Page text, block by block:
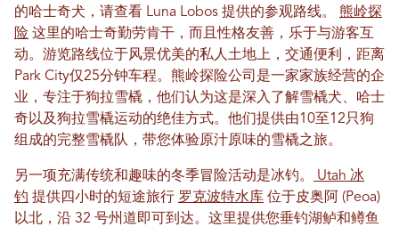
的哈士奇犬，请查看 Luna Lobos 提供的参观路线。 熊岭探
险 这里的哈士奇勤劳肯干，而且性格友善，乐于与游客互
动。游览路线位于风景优美的私人土地上，交通便利，距离
Park City仅25分钟车程。熊岭探险公司是一家家族经营的企
业，专注于狗拉雪橇，他们认为这是深入了解雪橇犬、哈士
奇以及狗拉雪橇运动的绝佳方式。他们提供由10至12只狗
组成的完整雪橇队，带您体验原汁原味的雪橇之旅。
另一项充满传统和趣味的冬季冒险活动是冰钓。
Utah 冰
钓 提供四小时的短途旅行 罗克波特水库 位于皮奥阿 (Peoa)
以北，沿 32 号州道即可到达。这里提供您垂钓湖鲈和鳟鱼